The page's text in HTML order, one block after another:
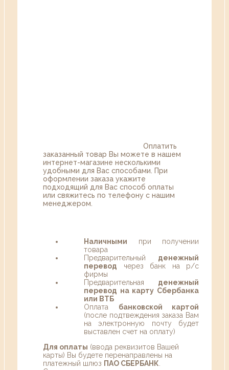
Оплатить
заказанный товар Вы можете в нашем
интернет-магазине несколькими
удобными для Вас способами. При
оформлении заказа укажите
подходящий для Вас способ оплаты
или свяжитесь по телефону с нашим
менеджером.
Наличными при получении
товара
Предварительный денежный
перевод через банк на р/с
фирмы
Предварительная денежный
перевод на карту Сбербанка
или ВТБ
Оплата банковской картой
(после подтвеждения заказа Вам
на электронную почту будет
выставлен счет на оплату)
Для оплаты (ввода реквизитов Вашей
карты) Вы будете перенаправлены на
платежный шлюз ПАО СБЕРБАНК